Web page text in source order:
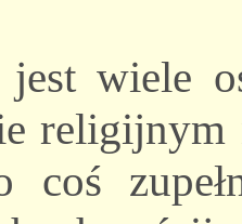
wiele
coś